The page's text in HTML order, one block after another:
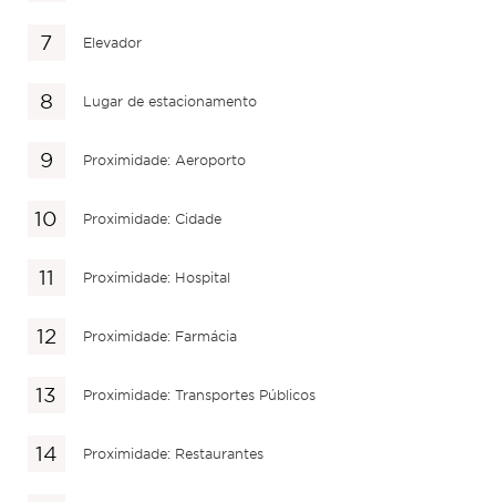
Elevador
Lugar de estacionamento
Proximidade: Aeroporto
Proximidade: Cidade
Proximidade: Hospital
Proximidade: Farmácia
Proximidade: Transportes Públicos
Proximidade: Restaurantes